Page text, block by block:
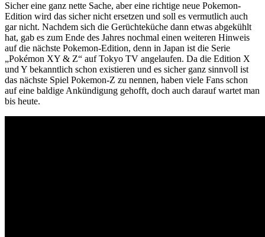
Sicher eine ganz nette Sache, aber eine richtige neue Pokemon-
Edition wird das sicher nicht ersetzen und soll es vermutlich auch
gar nicht. Nachdem sich die Gerüchteküche dann etwas abgekühlt
hat, gab es zum Ende des Jahres nochmal einen weiteren Hinweis
auf die nächste Pokemon-Edition, denn in Japan ist die Serie
„Pokémon XY & Z“ auf Tokyo TV angelaufen. Da die Edition X
und Y bekanntlich schon existieren und es sicher ganz sinnvoll ist
das nächste Spiel Pokemon-Z zu nennen, haben viele Fans schon
auf eine baldige Ankündigung gehofft, doch auch darauf wartet man
bis heute.